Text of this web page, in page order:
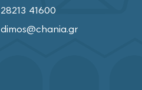
28213 41600
dimos@chania.gr